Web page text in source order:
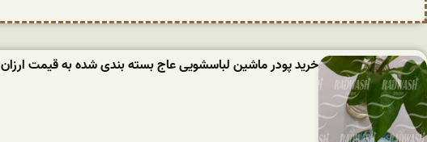
خرید پودر ماشین لباسشویی عاج بسته بندی شده به قیمت ارزان